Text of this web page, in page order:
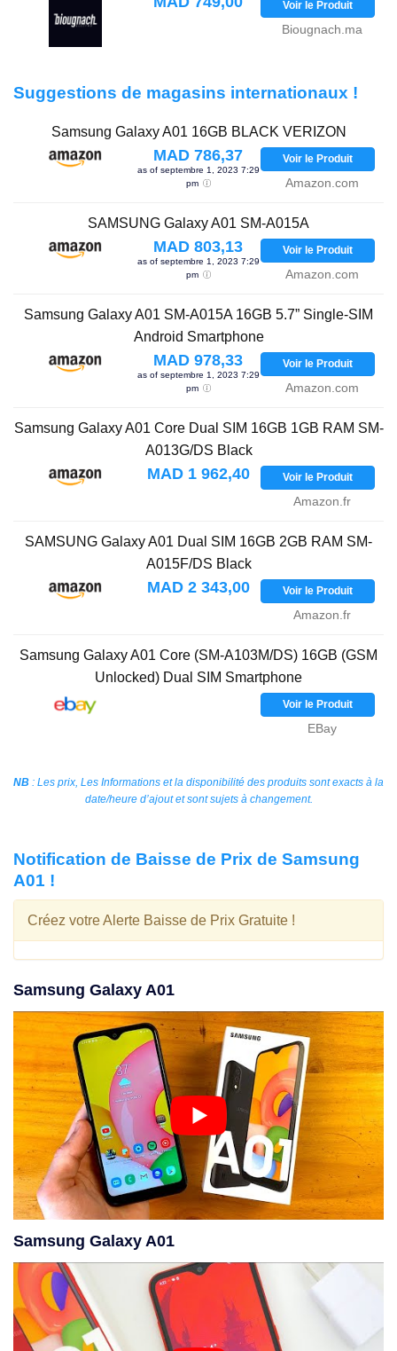
Voir le Produit
Biougnach.ma
Suggestions de magasins internationaux !
Samsung Galaxy A01 16GB BLACK VERIZON
MAD 786,37
as of septembre 1, 2023 7:29
pm
Voir le Produit
Amazon.com
SAMSUNG Galaxy A01 SM-A015A
MAD 803,13
as of septembre 1, 2023 7:29
pm
Voir le Produit
Amazon.com
Samsung Galaxy A01 SM-A015A 16GB 5.7” Single-SIM
Android Smartphone
MAD 978,33
as of septembre 1, 2023 7:29
pm
Voir le Produit
Amazon.com
Samsung Galaxy A01 Core Dual SIM 16GB 1GB RAM SM-
A013G/DS Black
MAD 1 962,40 Voir le Produit
Amazon.fr
SAMSUNG Galaxy A01 Dual SIM 16GB 2GB RAM SM-
A015F/DS Black
MAD 2 343,00 Voir le Produit
Amazon.fr
Samsung Galaxy A01 Core (SM-A103M/DS) 16GB (GSM
Unlocked) Dual SIM Smartphone
Voir le Produit
eBay
NB : Les prix, Les Informations et la disponibilité des produits sont exacts à la
date/heure d’ajout et sont sujets à changement.
Notification de Baisse de Prix de Samsung
A01 !
Créez votre Alerte Baisse de Prix Gratuite !
Samsung Galaxy A01
Samsung Galaxy A01